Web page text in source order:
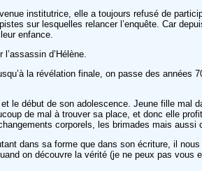
institutrice, elle a toujours refusé de
sur lesquelles relancer l’enquête. Car
enfance.
d’Hélène.
la révélation finale, on passe des
le début de son adolescence. Jeune fille mal
de mal à trouver sa place, et donc elle
corporels, les brimades mais aussi
dans sa forme que dans son écriture, il
on découvre la vérité (je ne peux pas vous